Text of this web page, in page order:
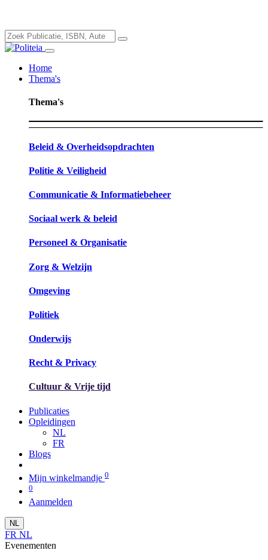
Home
Thema's
Thema's
Beleid & Overheidsopdrachten
Politie & Veiligheid
Communicatie & Informatiebeheer
Sociaal werk & beleid
Personeel & Organisatie
Zorg & Welzijn
Omgeving
Politiek​
Onderwijs
Recht & Privacy
Cultuur & Vrije tijd
Publicaties
Opleidingen
NL
FR
Blogs
Mijn winkelmandje 0
0
Aanmelden
NL
FR NL
Evenementen